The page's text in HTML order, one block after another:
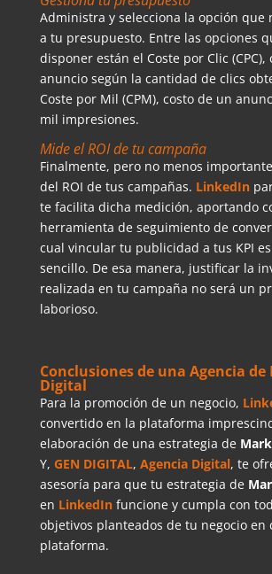
Administra y selecciona la opción que
a tu presupuesto. Entre las opciones
disponer están el Coste por Clic (CPC),
anuncio según la cantidad de clics
Coste por Mil (CPM), costo de un
mil impresiones.
Mide el ROI de tu campaña
Finalmente, pero no menos
del ROI de tus campañas. LinkedIn
te facilita dicha medición, aportando
herramienta de seguimiento de
cual vincular tu publicidad a tus KPI
sencillo. De esa manera, justificar la
realizada en tu campaña no será un
laborioso.
Conclusiones de una Agencia
Digital
Para la promoción de un negocio,
convertido en la plataforma
elaboración de una estrategia de
Y, GEN DIGITAL, Agencia Digital, te
asesoría para que tu estrategia de
en LinkedInfuncione y cumpla con
objetivos planteados de tu negocio en
plataforma.